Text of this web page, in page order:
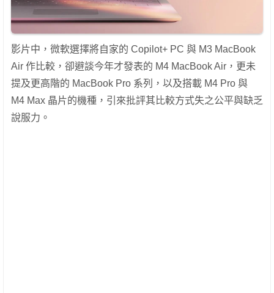
影片中，微軟選擇將自家的 Copilot+ PC 與 M3 MacBook
Air 作比較，卻避談今年才發表的 M4 MacBook Air，更未
提及更高階的 MacBook Pro 系列，以及搭載 M4 Pro 與
M4 Max 晶片的機種，引來批評其比較方式失之公平與缺乏
說服力。